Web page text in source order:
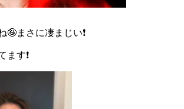
🤪まさに凄まじい❗
ます❗